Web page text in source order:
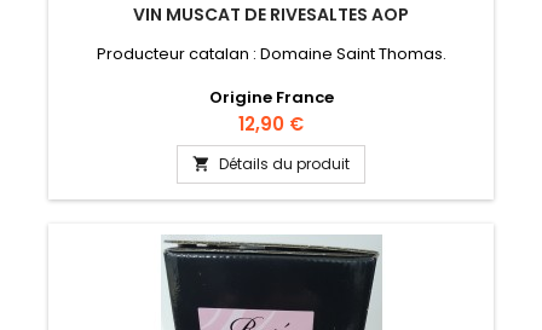
VIN MUSCAT DE RIVESALTES AOP
Producteur catalan : Domaine Saint Thomas.
Origine France
Prix
12,90 €
 Détails du produit